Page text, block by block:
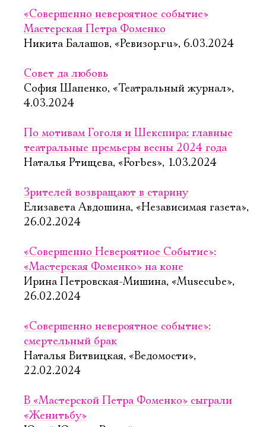
«Совершенно невероятное событие»
Мастерская Петра Фоменко
Никита Балашов, «Ревизор.ru», 6.03.2024
Совет да любовь
София Шапенко, «Театральный журнал»,
4.03.2024
По мотивам Гоголя и Шекспира: главные
театральные премьеры весны 2024 года
Наталья Ртищева, «Forbes», 1.03.2024
Зрителей возвращают в старину
Елизавета Авдошина, «Независимая газета»,
26.02.2024
«Совершенно Невероятное Событие»:
«Мастерская Фоменко» на коне
Ирина Петровская-Мишина, «Musecube»,
26.02.2024
«Совершенно невероятное событие»:
смертельный брак
Наталья Витвицкая, «Ведомости»,
22.02.2024
В «Мастерской Петра Фоменко» сыграли
«Женитьбу»